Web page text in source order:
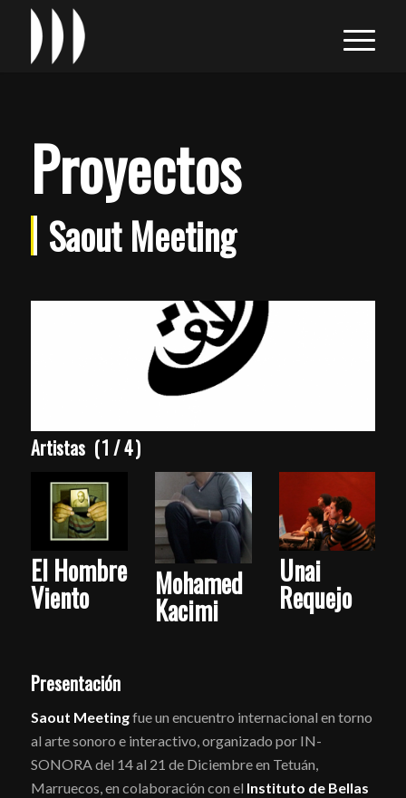
Proyectos
Saout Meeting
Artistas (2 /4)
Mohamed
Kacimi
Unai
Requejo
Pablo
Serret de
Ena
Presentación
Saout Meetingfue un encuentro internacional en torno
al arte sonoro e interactivo, organizado por IN-
SONORA del 14 al 21 de Diciembre en Tetuán,
Marruecos, en colaboración con el Instituto de Bellas